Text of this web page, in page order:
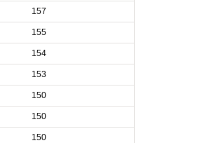
157
155
154
153
150
150
150